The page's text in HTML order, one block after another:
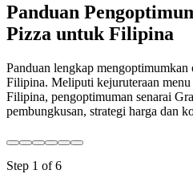
Panduan
Pizza untuk Filipina
Panduan lengkap mengoptimumkan
Filipina. Meliputi kejuruteraan menu
Filipina, pengoptimuman senarai
pembungkusan, strategi harga dan
Step 1 of6